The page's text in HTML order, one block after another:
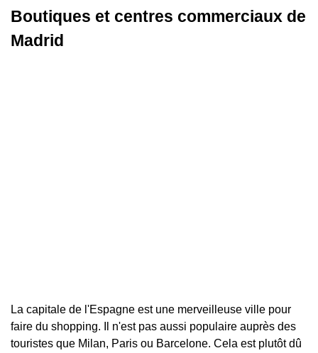
Boutiques et centres commerciaux de
Madrid
La capitale de l'Espagne est une merveilleuse ville pour
faire du shopping. Il n'est pas aussi populaire auprès des
touristes que Milan, Paris ou Barcelone. Cela est plutôt dû